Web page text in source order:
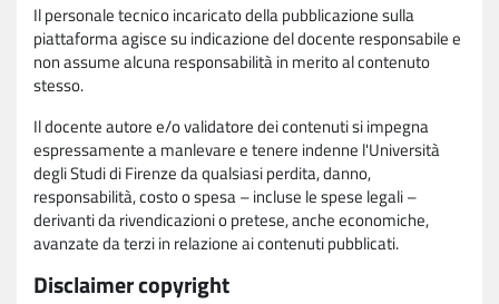
Il personale tecnico incaricato della pubblicazione sulla
piattaforma agisce su indicazione del docente responsabile e
non assume alcuna responsabilità in merito al contenuto
stesso.
Il docente autore e/o validatore dei contenuti si impegna
espressamente a manlevare e tenere indenne l'Università
degli Studi di Firenze da qualsiasi perdita, danno,
responsabilità, costo o spesa – incluse le spese legali –
derivanti da rivendicazioni o pretese, anche economiche,
avanzate da terzi in relazione ai contenuti pubblicati.
Disclaimer copyright